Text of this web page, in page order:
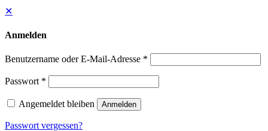
✕
Anmelden
Benutzername oder E-Mail-Adresse *
Passwort *
Angemeldet bleiben Anmelden
Passwort vergessen?